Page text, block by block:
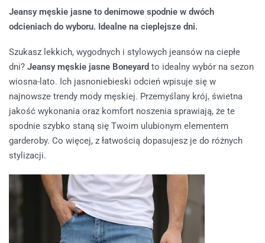
Jeansy męskie jasne to denimowe spodnie w dwóch
odcieniach do wyboru. Idealne na cieplejsze dni.
Szukasz lekkich, wygodnych i stylowych jeansów na ciepłe
dni? Jeansy męskie jasne Boneyard to idealny wybór na sezon
wiosna-lato. Ich jasnoniebieski odcień wpisuje się w
najnowsze trendy mody męskiej. Przemyślany krój, świetna
jakość wykonania oraz komfort noszenia sprawiają, że te
spodnie szybko staną się Twoim ulubionym elementem
garderoby. Co więcej, z łatwością dopasujesz je do różnych
stylizacji.